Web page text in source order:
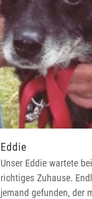
Eddie
Unser Eddie wartete
richtiges Zuhause.
jemand gefunden, der